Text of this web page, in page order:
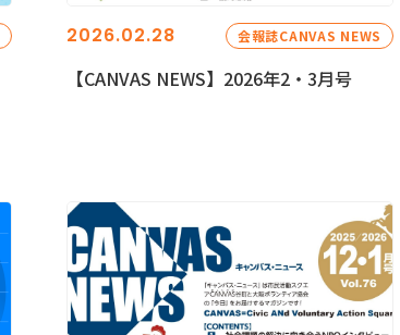
2026.02.28 会報誌CANVAS NEWS
【CANVAS NEWS】2026年2・3月号